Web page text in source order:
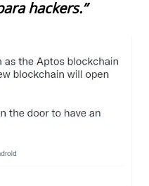
hackers.”